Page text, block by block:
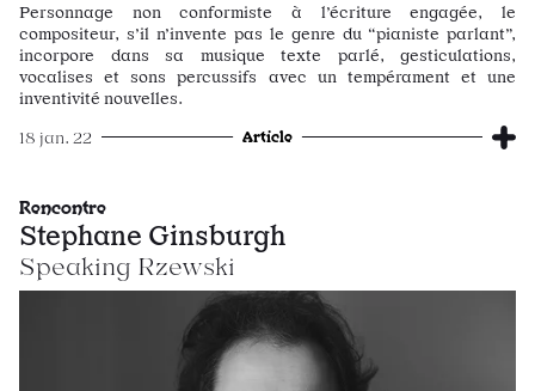
Personnage non conformiste à l’écriture engagée, le
compositeur, s’il n’invente pas le genre du “pianiste parlant”,
incorpore dans sa musique texte parlé, gesticulations,
vocalises et sons percussifs avec un tempérament et une
inventivité nouvelles.
18 jan. 22 Article
Rencontre
Stephane Ginsburgh
Speaking Rzewski